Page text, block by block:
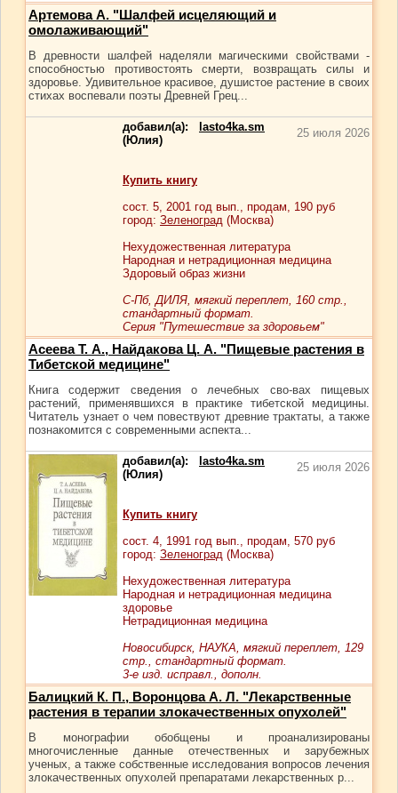
Артемова А. "Шалфей исцеляющий и
омолаживающий"
В древности шалфей наделяли магическими свойствами -
способностью противостоять смерти, возвращать силы и
здоровье. Удивительное красивое, душистое растение в своих
стихах воспевали поэты Древней Грец...
добавил(а):
lasto4ka.sm
(Юлия)
25 июля 2026
Купить книгу
сост. 5, 2001 год вып., продам, 190 руб
город: Зеленоград (Москва)
Нехудожественная литература
Народная и нетрадиционная медицина
Здоровый образ жизни
С-Пб, ДИЛЯ, мягкий переплет, 160 стр.,
стандартный формат.
Серия "Путешествие за здоровьем"
Асеева Т. А., Найдакова Ц. А. "Пищевые растения в
Тибетской медицине"
Книга содержит сведения о лечебных сво-вах пищевых
растений, применявшихся в практике тибетской медицины.
Читатель узнает о чем повествуют древние трактаты, а также
познакомится с современными аспекта...
добавил(а):
lasto4ka.sm
(Юлия)
25 июля 2026
Купить книгу
сост. 4, 1991 год вып., продам, 570 руб
город: Зеленоград (Москва)
Нехудожественная литература
Народная и нетрадиционная медицина
здоровье
Нетрадиционная медицина
Новосибирск, НАУКА, мягкий переплет, 129
стр., стандартный формат.
3-е изд. исправл., дополн.
Балицкий К. П., Воронцова А. Л. "Лекарственные
растения в терапии злокачественных опухолей"
В монографии обобщены и проанализированы
многочисленные данные отечественных и зарубежных
ученых, а также собственные исследования вопросов лечения
злокачественных опухолей препаратами лекарственных р...